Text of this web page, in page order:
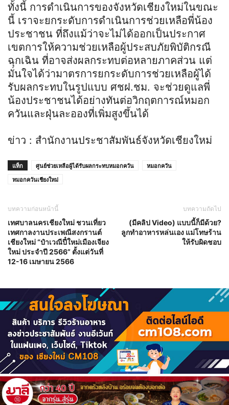
ทั้งนี้ การดำเนินการของจังหวัดเชียงใหม่ในขณะ
นี้ เราจะยกระดับการดำเนินการช่วยเหลือพี่น้อง
ประชาชน ที่ถึงแม้ว่าจะไม่ได้ออกเป็นประกาศ
เขตการให้ความช่วยเหลือผู้ประสบภัยพิบัติกรณี
ฉุกเฉิน ที่อาจส่งผลกระทบต่อหลายภาคส่วน แต่
มั่นใจได้ว่ามาตรการยกระดับการช่วยเหลือผู้ได้
รับผลกระทบในรูปแบบ ศชฝ.ชม. จะช่วยดูแลพี่
น้องประชาชนได้อย่างทันต่อวิกฤตการณ์หมอก
ควันและฝุ่นละอองที่เพิ่มสูงขึ้นได้
ข่าว : สำนักงานประชาสัมพันธ์จังหวัดเชียงใหม่
แท็ก ศูนย์ช่วยเหลือผู้ได้รับผลกระทบหมอกควัน
หมอกควัน
หมอกควันเชียงใหม่
บทความก่อนหน้านี้
เทศบาลนครเชียงใหม่ ชวนเที่ยว
เทศกาลงานประเพณีสงกรานต์
เชียงใหม่ “ป๋าเวณีปี๋ใหม่เมืองเจียง
ใหม่ ประจำปี 2566” ตั้งแต่วันที่
12-16 เมษายน 2566
บทความถัดไป
(มีคลิป Video) แบบนี้ก็มีด้วย?
ลูกทำอาหารหล่นเอง แม่โทษร้าน
ให้รับผิดชอบ